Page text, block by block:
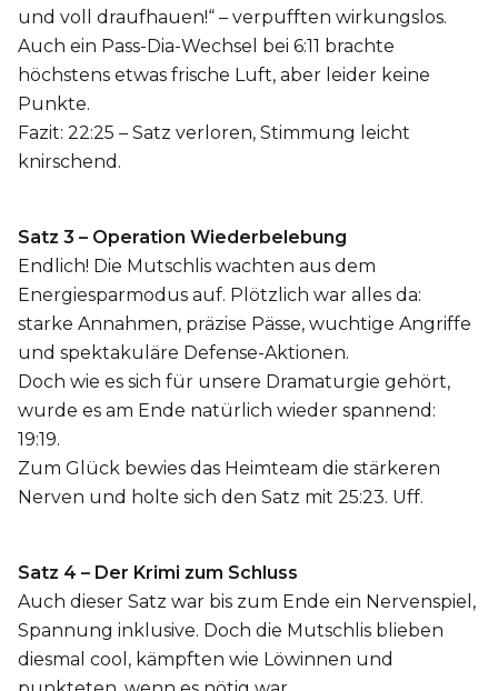
und voll draufhauen!“ – verpufften wirkungslos.
Auch ein Pass-Dia-Wechsel bei 6:11 brachte
höchstens etwas frische Luft, aber leider keine
Punkte.
Fazit: 22:25 – Satz verloren, Stimmung leicht
knirschend.
Satz 3 – Operation Wiederbelebung
Endlich! Die Mutschlis wachten aus dem
Energiesparmodus auf. Plötzlich war alles da:
starke Annahmen, präzise Pässe, wuchtige Angriffe
und spektakuläre Defense-Aktionen.
Doch wie es sich für unsere Dramaturgie gehört,
wurde es am Ende natürlich wieder spannend:
19:19.
Zum Glück bewies das Heimteam die stärkeren
Nerven und holte sich den Satz mit 25:23. Uff.
Satz 4 – Der Krimi zum Schluss
Auch dieser Satz war bis zum Ende ein Nervenspiel,
Spannung inklusive. Doch die Mutschlis blieben
diesmal cool, kämpften wie Löwinnen und